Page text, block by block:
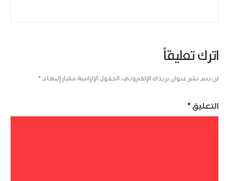
اترك تعليقاً
لن يتم نشر عنوان بريدك الإلكتروني. الحقول الإلزامية مشار إليها بـ*
التعليق *